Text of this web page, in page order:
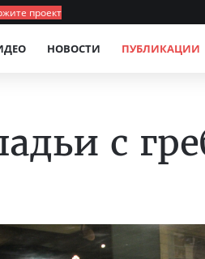
проект
НОВОСТИ ПУБЛИКАЦИИ
с